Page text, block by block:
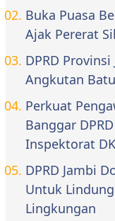
Buka Puasa
Ajak Pererat
DPRD
Angkutan
Perkuat
Banggar
Inspektorat
DPRD Jambi
Untuk
Lingkungan